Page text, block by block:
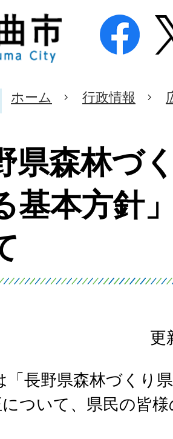
ホーム 行政情報
県森林づ
基本方針
更
「長野県森林づくり
ついて、県民の皆